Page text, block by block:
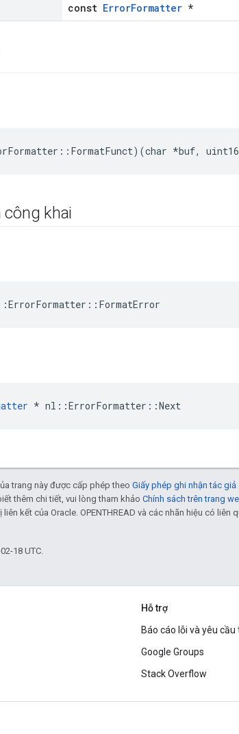
const ErrorFormatter *
*buf,
khai
* nl ::ErrorFormatter ::Next
trang này được cấp phép theo Giấy phép ghi nhận tác
thêm chi tiết, vui lòng tham khảo Chính sách trên trang
kết của Oracle. OPENTHREAD và các nhãn hiệu có
18 UTC.
Hỗ trợ
Báo cáo lỗi và yêu cầu
Google Groups
Stack Overflow